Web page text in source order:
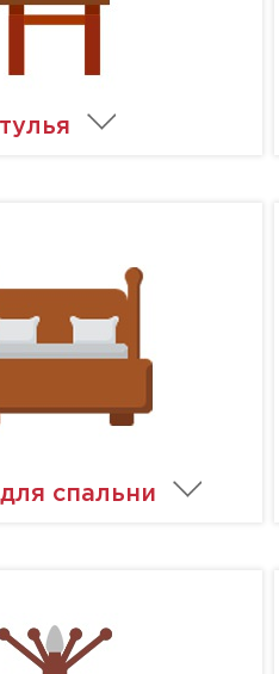
спальни